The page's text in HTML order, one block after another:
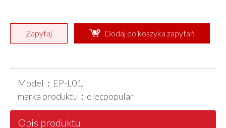
Zapytaj Dodaj do koszyka zapytań
Model： EP-L01.
marka produktu： elecpopular
Opis produktu